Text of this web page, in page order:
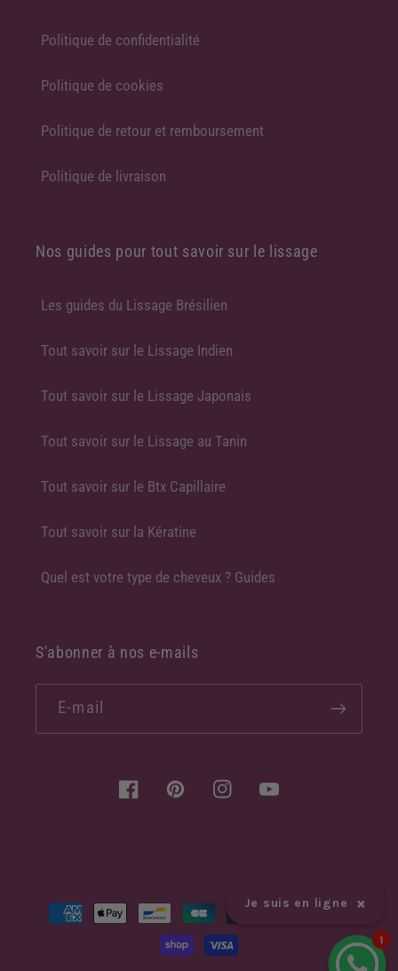
Politique de confidentialité
Politique de cookies
Politique de retour et remboursement
Politique de livraison
Nos guides pour tout savoir sur le lissage
Les guides du Lissage Brésilien
Tout savoir sur le Lissage Indien
Tout savoir sur le Lissage Japonais
Tout savoir sur le Lissage au Tanin
Tout savoir sur le Btx Capillaire
Tout savoir sur la Kératine
Quel est votre type de cheveux ? Guides
S'abonner à nos e-mails
E-mail
FacebookPinterestInstagramYouTube
Moyens
Je suis en ligne ×
1